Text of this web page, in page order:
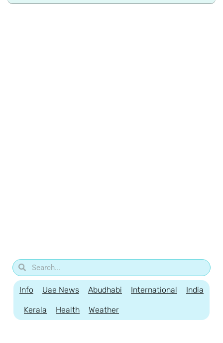
Info Uae News Abudhabi International India
Kerala Health Weather